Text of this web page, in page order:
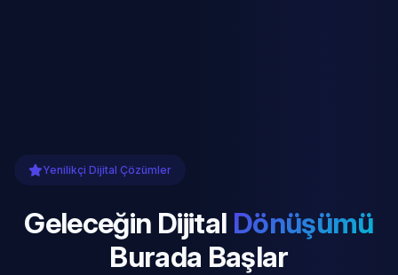
Yenilikçi Dijital Çözümler
Geleceğin Dijital Dönüşümü
Burada Başlar